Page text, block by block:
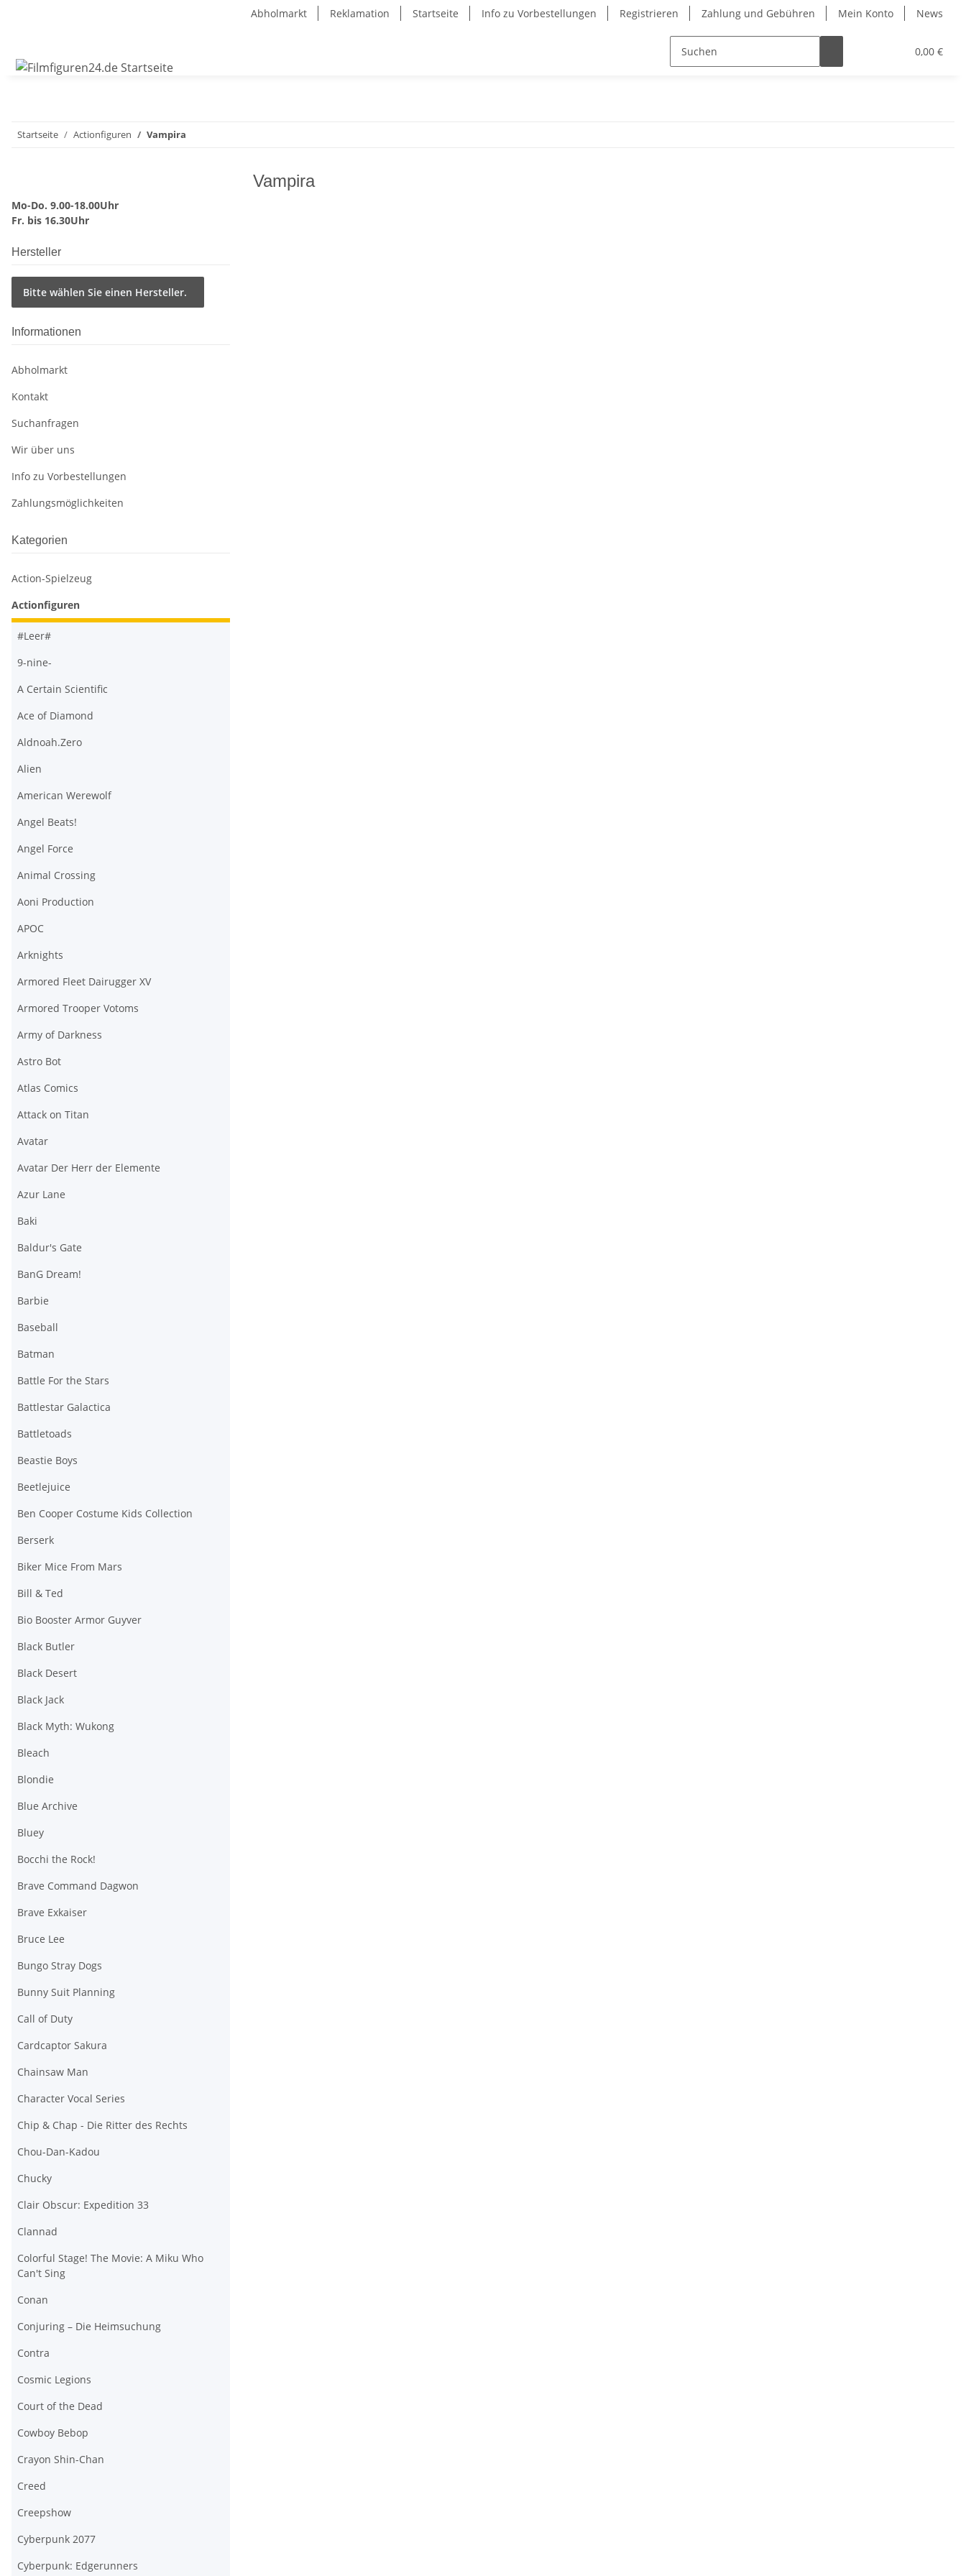
Abholmarkt Reklamation Startseite Info zu Vorbestellungen Registrieren Zahlung und Gebühren Mein Konto News
0,00 €
Startseite Actionfiguren Vampira
Vampira
Mo-Do. 9.00-18.00Uhr
Fr. bis 16.30Uhr
Hersteller
Bitte wählen Sie einen Hersteller.
Informationen
Abholmarkt
Kontakt
Suchanfragen
Wir über uns
Info zu Vorbestellungen
Zahlungsmöglichkeiten
Kategorien
Action-Spielzeug
Actionfiguren
#Leer#
9-nine-
A Certain Scientific
Ace of Diamond
Aldnoah.Zero
Alien
American Werewolf
Angel Beats!
Angel Force
Animal Crossing
Aoni Production
APOC
Arknights
Armored Fleet Dairugger XV
Armored Trooper Votoms
Army of Darkness
Astro Bot
Atlas Comics
Attack on Titan
Avatar
Avatar Der Herr der Elemente
Azur Lane
Baki
Baldur's Gate
BanG Dream!
Barbie
Baseball
Batman
Battle For the Stars
Battlestar Galactica
Battletoads
Beastie Boys
Beetlejuice
Ben Cooper Costume Kids Collection
Berserk
Biker Mice From Mars
Bill & Ted
Bio Booster Armor Guyver
Black Butler
Black Desert
Black Jack
Black Myth: Wukong
Bleach
Blondie
Blue Archive
Bluey
Bocchi the Rock!
Brave Command Dagwon
Brave Exkaiser
Bruce Lee
Bungo Stray Dogs
Bunny Suit Planning
Call of Duty
Cardcaptor Sakura
Chainsaw Man
Character Vocal Series
Chip & Chap - Die Ritter des Rechts
Chou-Dan-Kadou
Chucky
Clair Obscur: Expedition 33
Clannad
Colorful Stage! The Movie: A Miku Who
Can't Sing
Conan
Conjuring – Die Heimsuchung
Contra
Cosmic Legions
Court of the Dead
Cowboy Bebop
Crayon Shin-Chan
Creed
Creepshow
Cyberpunk 2077
Cyberpunk: Edgerunners